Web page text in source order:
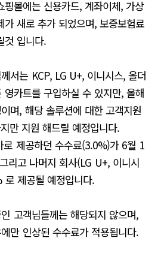
핑몰에는 신용카드, 계좌이체, 가상
새로 추가 되었으며, 보증보험료
것 입니다.
서는 KCP, LG U+, 이니시스, 올더
카트를 구입하실 수 있지만, 올해
며, 해당 솔루션에 대한 고객지원
만 지원 해드릴 예정입니다.
로 제공하던 수수료(3.0%)가 6월 1
리고 나머지 회사(LG U+, 이니시
제공될 예정입니다.
고객님들께는 해당되지 않으며,
만 인상된 수수료가 적용됩니다.